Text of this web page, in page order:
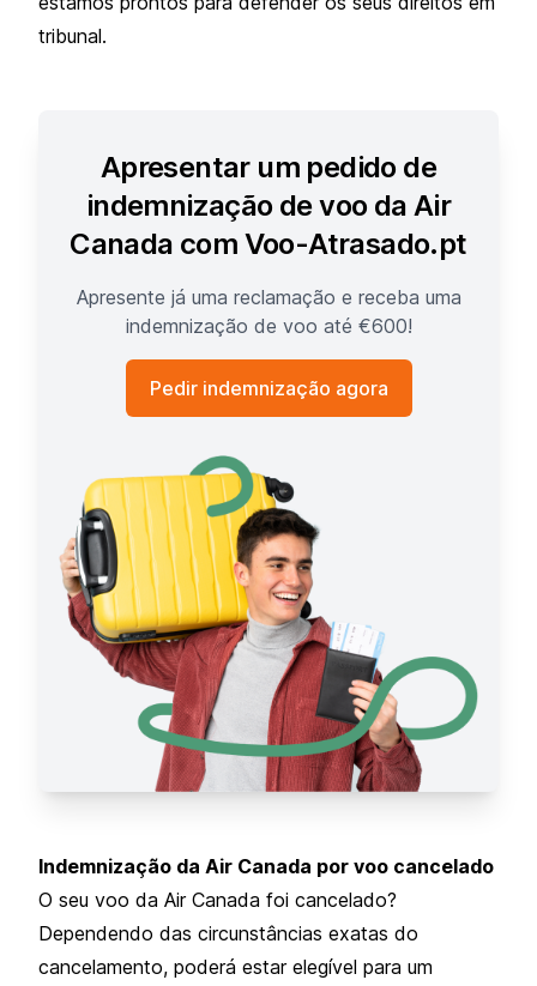
tribunal.
Apresentar um pedido de
indemnização de voo da Air
Canada com Voo-Atrasado.pt
Apresente já uma reclamação e receba uma
indemnização de voo até €600!
Pedir indemnização agora
Indemnização da Air Canada por voo cancelado
O seu voo da Air Canada foi cancelado?
Dependendo das circunstâncias exatas do
cancelamento, poderá estar elegível para um